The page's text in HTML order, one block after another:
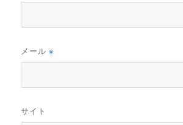
メール※
サイト